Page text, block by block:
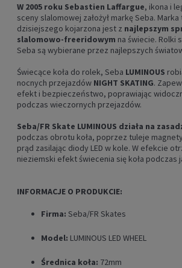
W 2005 roku Sebastien Laffargue, ikona i
sceny slalomowej założył markę Seba.
dzisiejszego kojarzona jest z najlepszym
slalomowo-freeridowym na świecie. Rolki
Seba są wybierane przez najlepszych
Świecące koła do rolek, Seba LUMINOUS
nocnych przejazdów NIGHT SKATING.
efekt i bezpieczeństwo, poprawiając
podczas wieczornych przejazdów.
Seba/FR Skate LUMINOUS działa na
podczas obrotu koła, poprzez tuleje
prąd zasilając diody LED w kole. W efekcie
nieziemski efekt świecenia się koła podczas
INFORMACJE O PRODUKCIE:
Firma: Seba/FR Skates
Model: LUMINOUS LED WHEEL
Średnica koła: 72mm